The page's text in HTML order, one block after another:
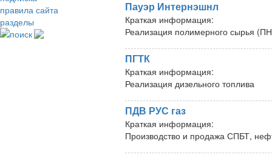
правила сайта
разделы
поиск
Пауэр Интернэшнл
Краткая информация:
Реализация полимерного сырья
ПГТК
Краткая информация:
Реализация дизельного топлива
ПДВ РУС газ
Краткая информация:
Производство и продажа СПБТ,